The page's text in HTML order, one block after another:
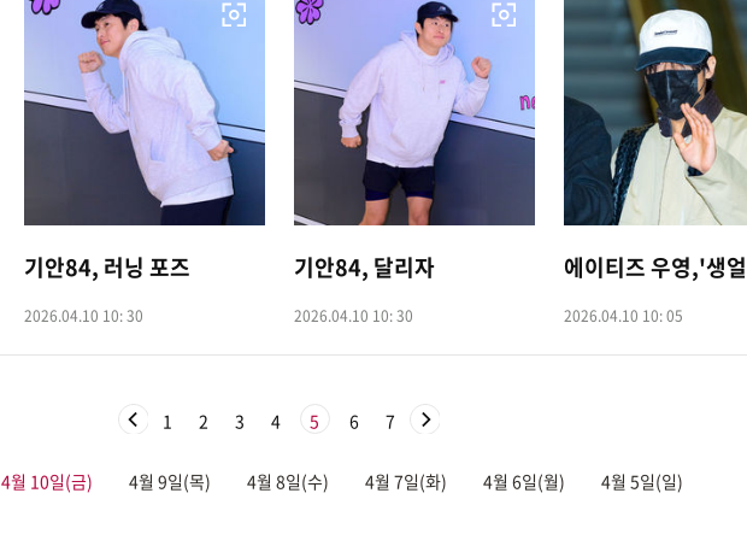
기안84, 러닝 포즈
2026.04.10 10: 30
기안84, 달리자
2026.04.10 10: 30
에이티즈 우영,'생
2026.04.10 10: 05
1 2 3 4 5 6 7
4월 10일(금) 4월 9일(목) 4월 8일(수) 4월 7일(화) 4월 6일(월) 4월 5일(일)